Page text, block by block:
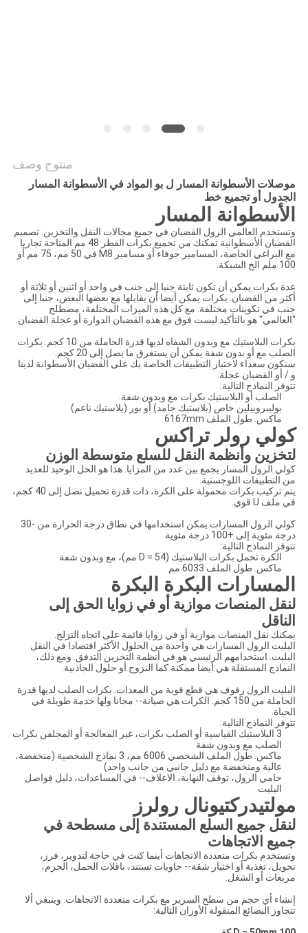
منتوج وصف
موصلات الأسطوانة المسار ل بو المواد في الأسطوانة المسار
الجدول أو تجميع خط
الأسطوانة المسار
وتستخدم العالمي الرول القضبان في جميع مجالات النقل والتخزين. تصميم
القضبان الأسطوانية تمكنك من تجميع بكرات القطر 48 مم المتاحة تجاريا
مع البراغي الخاصة، المسامير جوفاء أو مسامير M8 في 50 مم، 75 مم أو
100 ملم الخ الشبكة.
عدة بكرات يمكن أن تكون ثابتة جنبا إلى جنب في واحد أو اثنين أو ثلاثة أو
أكثر من القضبان. بكرات يمكن أيضا أن يقابلها مع بعضها البعض، جنبا إلى
جنب في تكوينات مختلفة. مع كل هذه الميزات المختلفة، مصطلح
"العالمي" هو بالتأكيد ليست فوق مع هذه القضبان الدوارة أو عجلة القضبان.
بكرات البلاستيك مع وبدون الشفاه لديها قدرة الحاملة من 10 كجم. بكرات
الصلب مع أو بدون شفة يمكن أن يستغرق ما يصل إلى 20 كجم.
سنكون سعداء لاختبار التطبيقات الخاصة بك على القضبان الأسطوانة لدينا
و / أو القضبان عجلة.
تتوفر النماذج التالية:
الصلب أو البلاستيك بكرات مع وبدون شفة.
بوليبروبيلين خاص (بلاستيك جامد) أو بور (بلاستيك ناعم)
ماكس. طول الملف 6167mm
كولي رولر تراكس
لتخزين وأنظمة النقل للسلع متوسطة الوزن
كولي الرول المسار يجمع بين عدد من المزايا. هذا هو الحل الوحيد للعديد
من التطبيقات اللوجستية.
يتم تركيب بكرات محمولة على الكرة، ذات قدرة تحميل تصل إلى 40 كجم،
في ملف U قوي.
كولي الرول المسارات يمكن استخدامها في نطاق درجة الحرارة من -30
درجة مئوية إلى +100 درجة مئوية
تتوفر النماذج التالية:
الكرة تحمل بكرات البلاستيك (D = 54 مم)، مع وبدون شفة
ماكس. طول الملف 6033 مم
المسارات البكرة البكرة
لنقل المنصات موازية أو في زوايا الحق إلى
الناقل
يمكنك نقل المنصات موازية أو في زوايا قائمة على اتجاه التزلج.
البليت الرول المسارات هي واحدة من الحلول الأكثر اقتصادا في النقل
البليت. استخدامهم الرئيسي هو في أنظمة التخزين التدفق. ومع ذلك،
النماذج المستقلة هي أيضا ممكنة كما النزوح أو حلول الجاذبية.
البليت الرول رفوف هي قطع قوية من المعدات. بكرات الصلب لديها قدرة
الحاملة من 150 كجم. الكرات هي صيانة-- مجانا ولها خدمة طويلة في
الحياة.
تتوفر النماذج التالية:
3 البلاستيك القياسية أو الصلب بكرات، غير المعالجة أو المجلفن بكرات
الصلب مع وبدون شفة
ماكس. طول الملف الشخصي 6006 مم، 3 نماذج الشخصية (منخفضة،
عالية ومنخفضة مع دليل جانبي من جانب واحد)
حامي الرول، توقف النهاية، الاعلاف-- في المساعدات، دليل فواصل
البليت
مولتيدركتيونال رولرز
لنقل جميع السلع المستندة إلى مسطحة في
جميع الاتجاهات
وتستخدم بكرات متعددة الاتجاهات أينما كنت في حاجة لتدوير، فرز،
تحويل، تغذية أو اختيار شقة-- حاويات تستند، ناقلات الحمل، الحزم،
مربعات أو الشغل.
إنشاء أي حجم من سطح السرير مع بكرات متعددة الاتجاهات. وينبغي ألا
تتجاوز البضائع المنقولة الأوزان التالية: